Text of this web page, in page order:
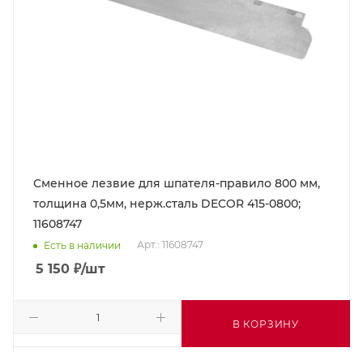
Сменное лезвие для шпателя-правило 800 мм,
толщина 0,5мм, нерж.сталь DECOR 415-0800;
11608747
Есть в наличии Арт.: 11608747
5 150 ₽/шт
В КОРЗИНУ